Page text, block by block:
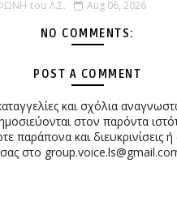
του Λ.Σ. Aug 06, 2026
NO COMMENTS:
POST A COMMENT
και σχόλια
στον παρόντα
και διευκρινίσεις
στο